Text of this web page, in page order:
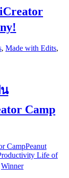
, Made with Edits,
Camp
CampPeanut
Life of
Winner